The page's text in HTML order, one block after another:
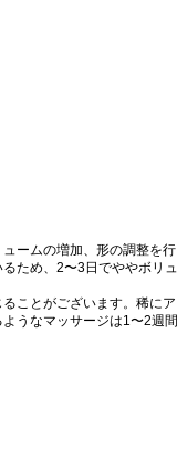
ームの増加、形の調整
ため、2〜3日でややボリュ
ことがございます。稀
うなマッサージは1〜2週間